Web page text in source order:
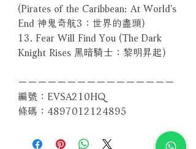
(Pirates of the Caribbean: At World's
End 神鬼奇航3：世界的盡頭)
13. Fear Will Find You (The Dark
Knight Rises 黑暗騎士：黎明昇起)
－－－－－－－－－－－－－－－－
編號：EVSA210HQ
條碼：4897012124895